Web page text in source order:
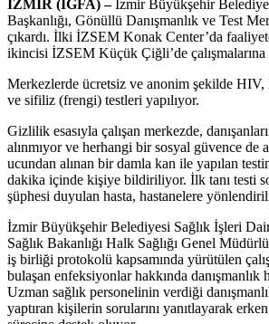
İZMİR (İGFA) – İzmir Büyükşehir
Başkanlığı, Gönüllü Danışmanlık ve Test
çıkardı. İlki İZSEM Konak Center’da
ikincisi İZSEM Küçük Çiğli’de çalışmalarına
Merkezlerde ücretsiz ve anonim şekilde
ve sifiliz (frengi) testleri yapılıyor.
Gizlilik esasıyla çalışan merkezde,
alınmıyor ve herhangi bir sosyal güvence de
ucundan alınan bir damla kan ile yapılan
dakika içinde kişiye bildiriliyor. İlk tanı testi
şüphesi duyulan hasta, hastanelere
İzmir Büyükşehir Belediyesi Sağlık İşleri
Sağlık Bakanlığı Halk Sağlığı Genel
iş birliği protokolü kapsamında yürütülen
bulaşan enfeksiyonlar hakkında danışmanlık
Uzman sağlık personelinin verdiği
yaptıran kişilerin sorularını yanıtlayarak